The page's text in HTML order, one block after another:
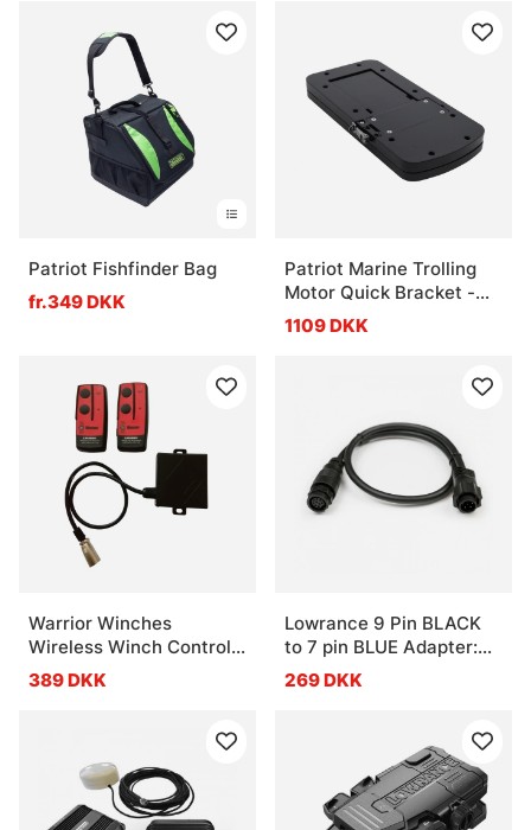
Patriot Fishfinder Bag
fr.349 DKK
Patriot Marine Trolling
Motor Quick Bracket -
Aluminium
1109 DKK
Warrior Winches
Wireless Winch Control -
Plug & Play 12/24V
389 DKK
Lowrance 9 Pin BLACK
to 7 pin BLUE Adapter:
For Analog Temp.
Transducers
269 DKK